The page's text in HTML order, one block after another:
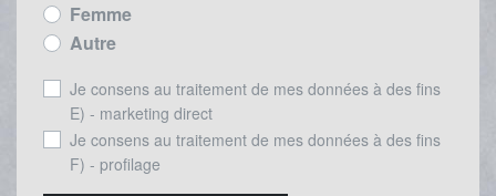
Femme
Autre
Je consens au traitement de mes données à des fins
E) - marketing direct
Je consens au traitement de mes données à des fins
F) - profilage